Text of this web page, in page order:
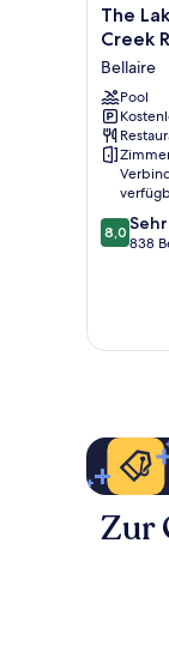
The
Lakeview
Shanty
Creek
Resort
Bellaire
The
Creek
Bellaire
Pool
8.0
von
8,0
838
Zur